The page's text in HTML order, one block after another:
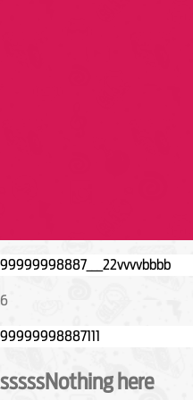
6
sssssNothing here